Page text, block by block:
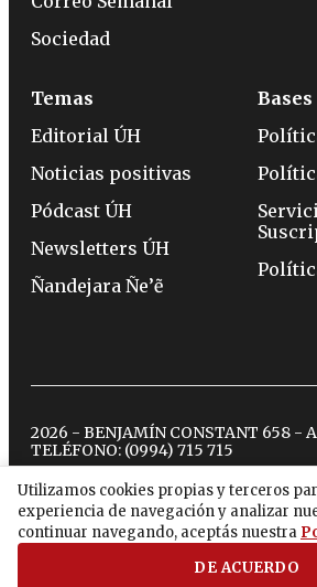
Utilizamos cookies propias y terceros
experiencia de navegación y analizar
continuar navegando, aceptás nuestra
DE ACUERDO
Sociedad
Temas
Editorial ÚH
Noticias positivas
Pódcast ÚH
Newsletters ÚH
Ñandejara Ñe’ẽ
2026 - BENJAMÍN CONSTANT 658 -
TELÉFONO: (0994) 715 715
twitterinstagram
facebook
tiktok